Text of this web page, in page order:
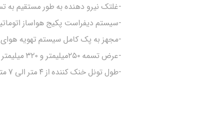
-غلتک نیرو دهنده به طور مستقیم به
-سیستم دیفراست پکیج هواساز
-مجهز به پک کامل سیستم تهویه
-عرض تسمه ۲۵۰میلیمتر و ۳۲۰ میلیمتر و ۴۰۰ میلیمتر می باشد.
-طول تونل خنک کننده از ۴ متر الی 7 متر قابل تغییر می باشد.